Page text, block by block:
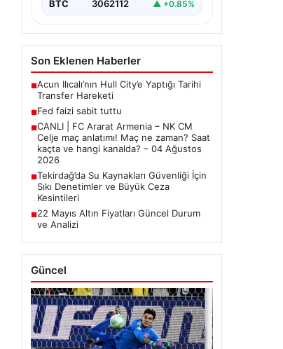
BTC 3062112 ▲ +0.85%
Son Eklenen Haberler
■Acun Ilıcalı’nın Hull City’e Yaptığı Tarihi
Transfer Hareketi
■Fed faizi sabit tuttu
■CANLI | FC Ararat Armenia – NK CM
Celje maç anlatımı! Maç ne zaman? Saat
kaçta ve hangi kanalda? – 04 Ağustos
2026
■Tekirdağ’da Su Kaynakları Güvenliği İçin
Sıkı Denetimler ve Büyük Ceza
Kesintileri
■22 Mayıs Altın Fiyatları Güncel Durum
ve Analizi
Güncel